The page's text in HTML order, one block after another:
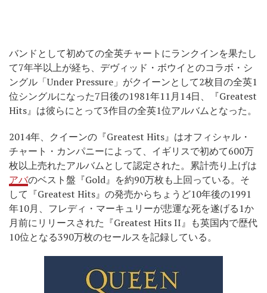
バンドとして初めての全英チャートにランクインを果たし
て7年半以上が経ち、デヴィッド・ボウイとのコラボ・シ
ングル「Under Pressure」がクイーンとして2枚目の全英1
位シングルになった7日後の1981年11月14日、『Greatest
Hits』は彼らにとって3作目の全英1位アルバムとなった。
2014年、クイーンの『Greatest Hits』はオフィシャル・
チャート・カンパニーによって、イギリスで初めて600万
枚以上売れたアルバムとして認定された。累計売り上げは
アバのベスト盤『Gold』を約90万枚も上回っている。そ
して『Greatest Hits』の発売からちょうど10年後の1991
年10月、フレディ・マーキュリーが悲運な死を遂げる1か
月前にリリースされた『Greatest Hits II』も英国内で歴代
10位となる390万枚のセールスを記録している。